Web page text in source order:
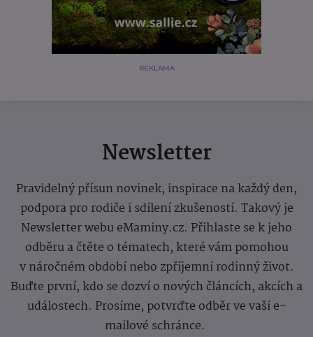
REKLAMA
Newsletter
Pravidelný přísun novinek, inspirace na každý den,
podpora pro rodiče i sdílení zkušeností. Takový je
Newsletter webu eMaminy.cz. Přihlaste se k jeho
odběru a čtěte o tématech, které vám pomohou
v náročném období nebo zpříjemní rodinný život.
Buďte první, kdo se dozví o nových článcích, akcích a
událostech. Prosíme, potvrďte odběr ve vaší e-
mailové schránce.